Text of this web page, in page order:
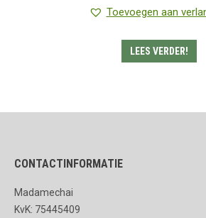
Toevoegen aan
LEES VERDER!
CONTACTINFORMATIE
Madamechai
KvK: 75445409